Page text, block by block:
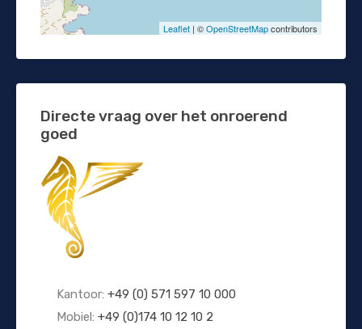
Leaflet | ©OpenStreetMapcontributors
Directe vraag over het onroerend
goed
Kantoor: +49 (0) 571 597 10 000
Mobiel: +49 (0)174 10 12 10 2